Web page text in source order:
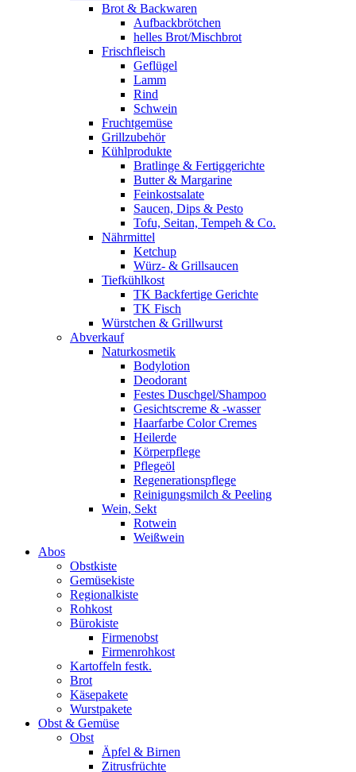
Brot & Backwaren
Aufbackbrötchen
helles Brot/Mischbrot
Frischfleisch
Geflügel
Lamm
Rind
Schwein
Fruchtgemüse
Grillzubehör
Kühlprodukte
Bratlinge & Fertiggerichte
Butter & Margarine
Feinkostsalate
Saucen, Dips & Pesto
Tofu, Seitan, Tempeh & Co.
Nährmittel
Ketchup
Würz- & Grillsaucen
Tiefkühlkost
TK Backfertige Gerichte
TK Fisch
Würstchen & Grillwurst
Abverkauf
Naturkosmetik
Bodylotion
Deodorant
Festes Duschgel/Shampoo
Gesichtscreme & -wasser
Haarfarbe Color Cremes
Heilerde
Körperpflege
Pflegeöl
Regenerationspflege
Reinigungsmilch & Peeling
Wein, Sekt
Rotwein
Weißwein
Abos
Obstkiste
Gemüsekiste
Regionalkiste
Rohkost
Bürokiste
Firmenobst
Firmenrohkost
Kartoffeln festk.
Brot
Käsepakete
Wurstpakete
Obst & Gemüse
Obst
Äpfel & Birnen
Zitrusfrüchte